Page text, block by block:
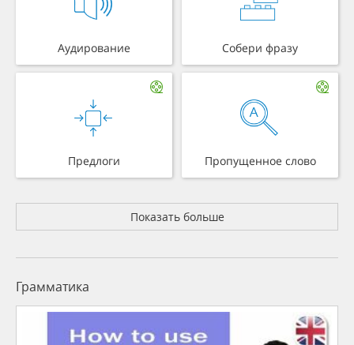
Аудирование Собери фразу
Предлоги Пропущенное слово
Показать больше
Грамматика